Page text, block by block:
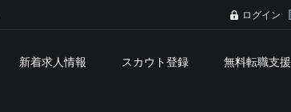
ログイン
新着求人情報 スカウト登録 無料転職支援